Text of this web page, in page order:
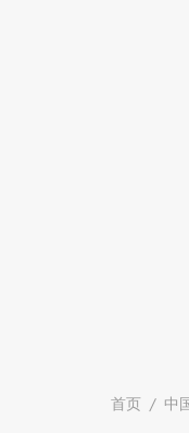
首页 / 中